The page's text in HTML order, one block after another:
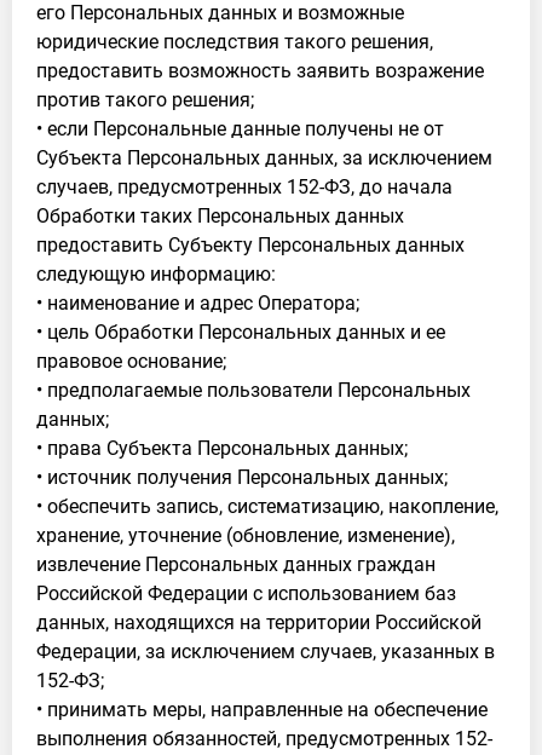
его Персональных данных и возможные
юридические последствия такого решения,
предоставить возможность заявить возражение
против такого решения;
• если Персональные данные получены не от
Субъекта Персональных данных, за исключением
случаев, предусмотренных 152-ФЗ, до начала
Обработки таких Персональных данных
предоставить Субъекту Персональных данных
следующую информацию:
• наименование и адрес Оператора;
• цель Обработки Персональных данных и ее
правовое основание;
• предполагаемые пользователи Персональных
данных;
• права Субъекта Персональных данных;
• источник получения Персональных данных;
• обеспечить запись, систематизацию, накопление,
хранение, уточнение (обновление, изменение),
извлечение Персональных данных граждан
Российской Федерации с использованием баз
данных, находящихся на территории Российской
Федерации, за исключением случаев, указанных в
152-ФЗ;
• принимать меры, направленные на обеспечение
выполнения обязанностей, предусмотренных 152-